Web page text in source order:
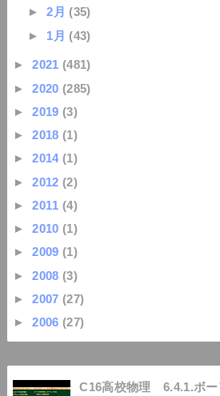
►2月 (35)
► 1月 (43)
►2021 (481)
►2020 (285)
►2019 (3)
►2018 (1)
►2014 (1)
►2012 (2)
►2011 (4)
►2010 (1)
►2009 (1)
►2008 (3)
►2007 (27)
►2006 (27)
C16高校物理 6.4.1.ボー